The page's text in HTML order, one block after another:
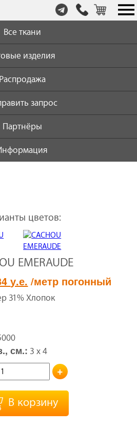
т.
+7
Все ткани
изделия
Распродажа
запрос
Партнёры
цветов:
EMERAUDE
у.е..
у.е. Текущая
цена:
/метр погонный
31% Хлопок
см.: 3 x 4
+
В корзину